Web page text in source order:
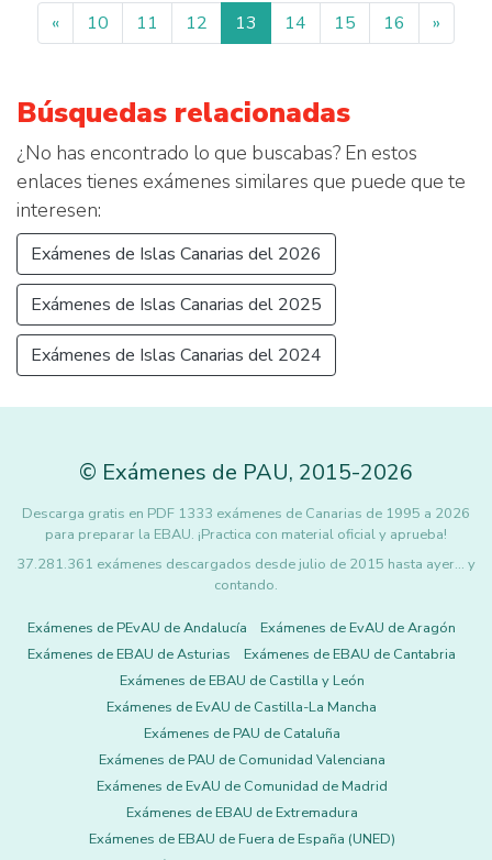
« 10 11 12 13 14 15 16 »
Búsquedas relacionadas
¿No has encontrado lo que buscabas? En estos
enlaces tienes exámenes similares que puede que te
interesen:
Exámenes de Islas Canarias del 2026
Exámenes de Islas Canarias del 2025
Exámenes de Islas Canarias del 2024
© Exámenes de PAU, 2015-2026
Descarga gratis en PDF 1333 exámenes de Canarias de 1995 a 2026
para preparar la EBAU. ¡Practica con material oficial y aprueba!
37.281.361 exámenes descargados desde julio de 2015 hasta ayer... y
contando.
Exámenes de PEvAU de Andalucía
Exámenes de EvAU de Aragón
Exámenes de EBAU de Asturias
Exámenes de EBAU de Cantabria
Exámenes de EBAU de Castilla y León
Exámenes de EvAU de Castilla-La Mancha
Exámenes de PAU de Cataluña
Exámenes de PAU de Comunidad Valenciana
Exámenes de EvAU de Comunidad de Madrid
Exámenes de EBAU de Extremadura
Exámenes de EBAU de Fuera de España (UNED)